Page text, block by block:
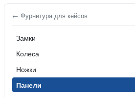
← Фурнитура для кейсов
Замки
Колеса
Ножки
Панели